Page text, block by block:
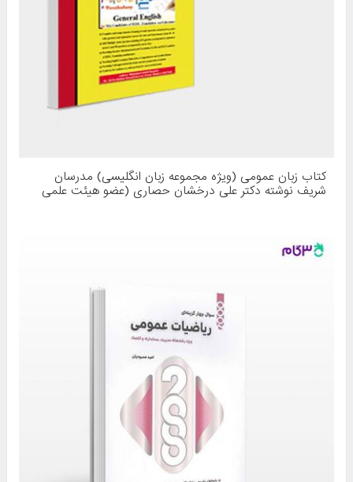
کتاب زبان عمومی (ویژه مجموعه زبان انگلیسی) مدرسان
شریف نوشته دکتر علی درخشان حصاری (عضو هیئت علمی